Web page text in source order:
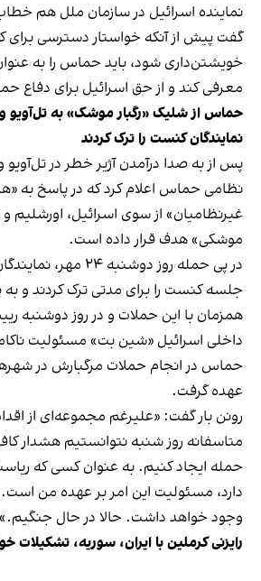
نماینده اسرائیل در سازمان ملل هم
گفت پیش از آنکه خواستار دسترسی برای
خویشتن‌داری شود، باید حماس را به
معرفی کند و از حق اسرائیل برای دفاع
حماس از شلیک «رگبار موشک» به تل‌آویو و
نمایندگان کنست را ترک کردند
پس از به صدا درآمدن آژیر خطر در
نظامی حماس اعلام کرد که در پاسخ به
غیرنظامیان» از سوی اسرائیل، اورشلیم و
موشکی» هدف قرار داده است.
در پی حمله روز دوشنبه
جلسه کنست را برای مدتی ترک کردند و به
همزمان با این حملات و در روز دوشنبه
داخلی اسرائیل «شین بت» مسئولیت
حماس در انجام حملات مرگبارش در
عهده گرفت.
رونن بار گفت: «علیرغم مجموعه‌ای از
متاسفانه روز شنبه نتوانستیم هشدار
حمله ایجاد کنیم. به عنوان کسی که
دارد، مسئولیت این امر بر عهده من است.
وجود خواهد داشت. حالا در حال جنگیم.»
رایزنی کرملین با ایران، سوریه، تشکیلات